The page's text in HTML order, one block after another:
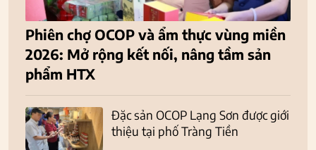
Phiên chợ OCOP và ẩm thực vùng miền
2026: Mở rộng kết nối, nâng tầm sản
phẩm HTX
Đặc sản OCOP Lạng Sơn được giới
thiệu tại phố Tràng Tiền